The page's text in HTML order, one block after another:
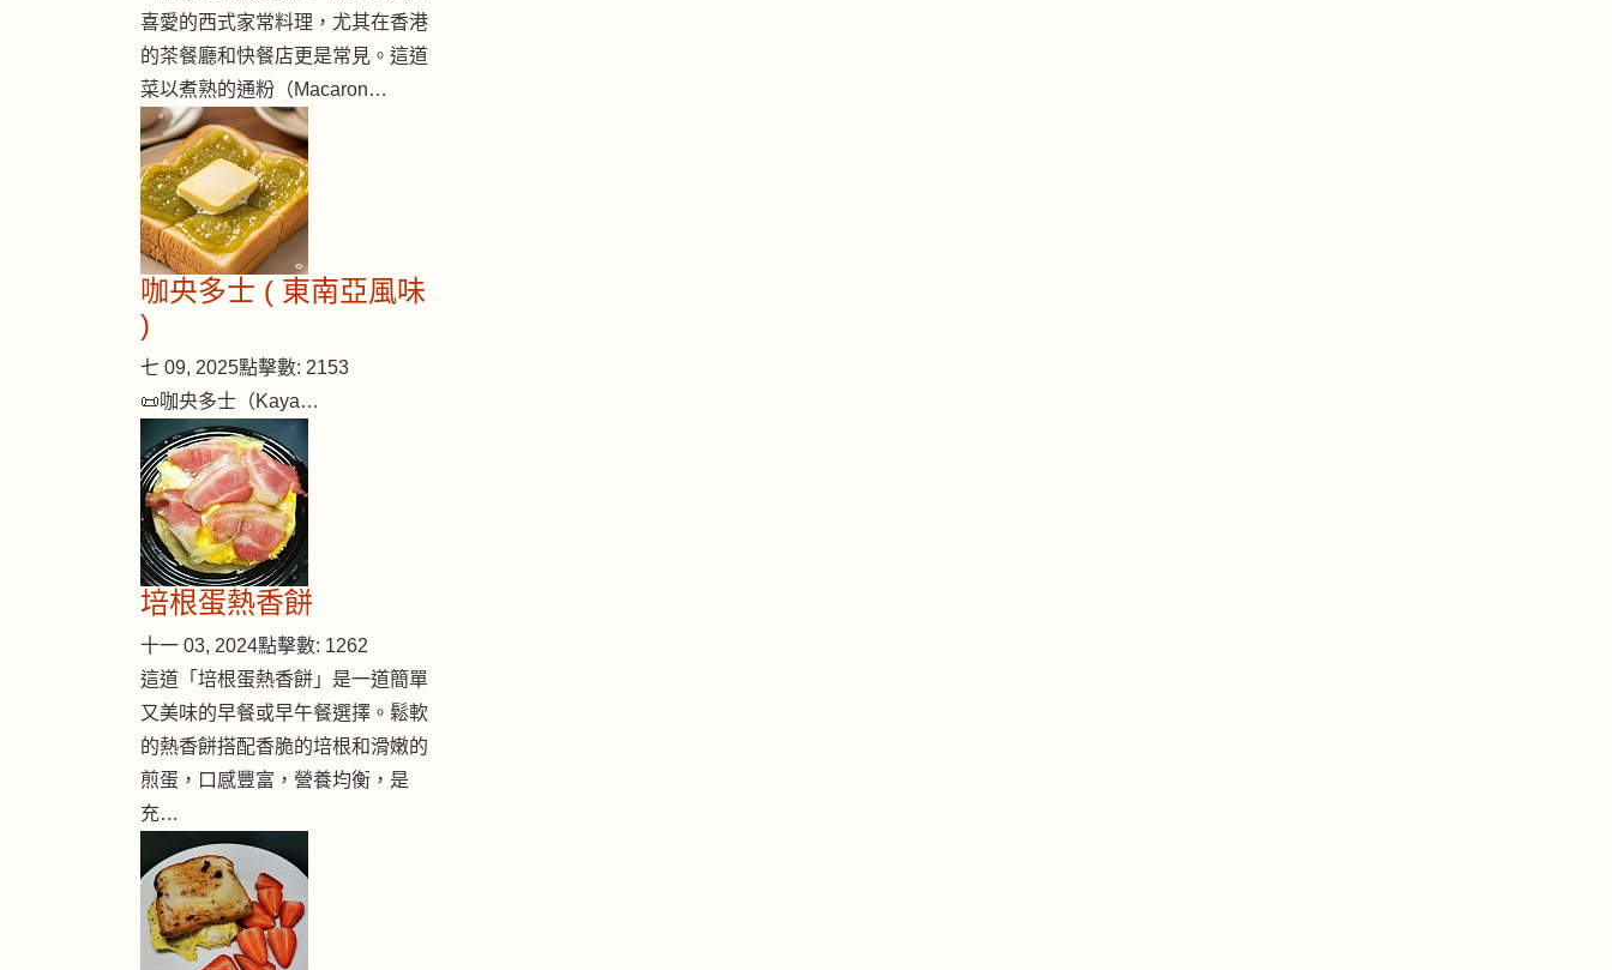
喜愛的西式家常料理，尤其在香港
的茶餐廳和快餐店更是常見。這道
菜以煮熟的通粉（Macaron…
咖央多士 ( 東南亞風味
)
七 09, 2025點擊數: 2153
📜咖央多士（Kaya…
培根蛋熱香餅
十一 03, 2024點擊數: 1262
這道「培根蛋熱香餅」是一道簡單
又美味的早餐或早午餐選擇。鬆軟
的熱香餅搭配香脆的培根和滑嫩的
煎蛋，口感豐富，營養均衡，是
充…